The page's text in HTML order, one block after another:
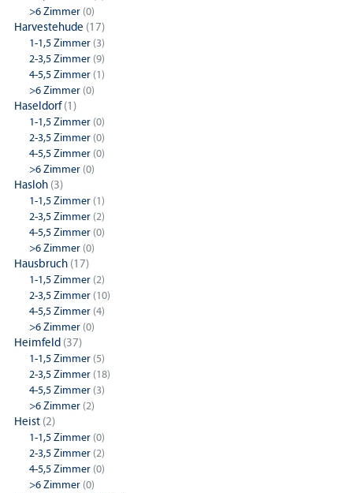
>6 Zimmer (0)
Harvestehude (17)
1-1,5 Zimmer (3)
2-3,5 Zimmer (9)
4-5,5 Zimmer (1)
>6 Zimmer (0)
Haseldorf(1)
1-1,5 Zimmer (0)
2-3,5 Zimmer (0)
4-5,5 Zimmer (0)
>6 Zimmer (0)
Hasloh (3)
1-1,5 Zimmer (1)
2-3,5 Zimmer (2)
4-5,5 Zimmer (0)
>6 Zimmer (0)
Hausbruch (17)
1-1,5 Zimmer (2)
2-3,5 Zimmer (10)
4-5,5 Zimmer (4)
>6 Zimmer (0)
Heimfeld (37)
1-1,5 Zimmer (5)
2-3,5 Zimmer (18)
4-5,5 Zimmer (3)
>6 Zimmer (2)
Heist (2)
1-1,5 Zimmer (0)
2-3,5 Zimmer (2)
4-5,5 Zimmer (0)
>6 Zimmer (0)